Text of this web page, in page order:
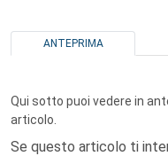
ANTEPRIMA
Qui sotto puoi vedere in
articolo.
Se questo articolo ti